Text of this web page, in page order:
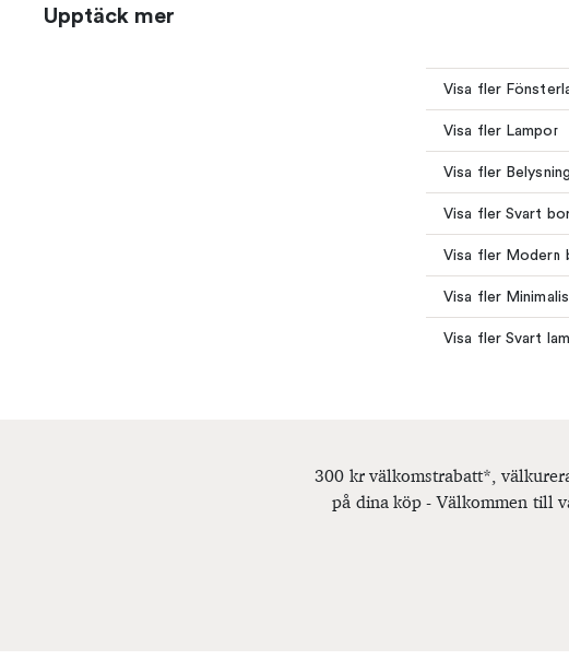
Upptäck mer
Visa fler
Visa fler Lampor
Visa fler Belysning
Visa fler Svart
Visa fler Modern
Visa fler
Visa fler Svart
300 kr välkomstrabatt*,
på dina köp - Välkommen till